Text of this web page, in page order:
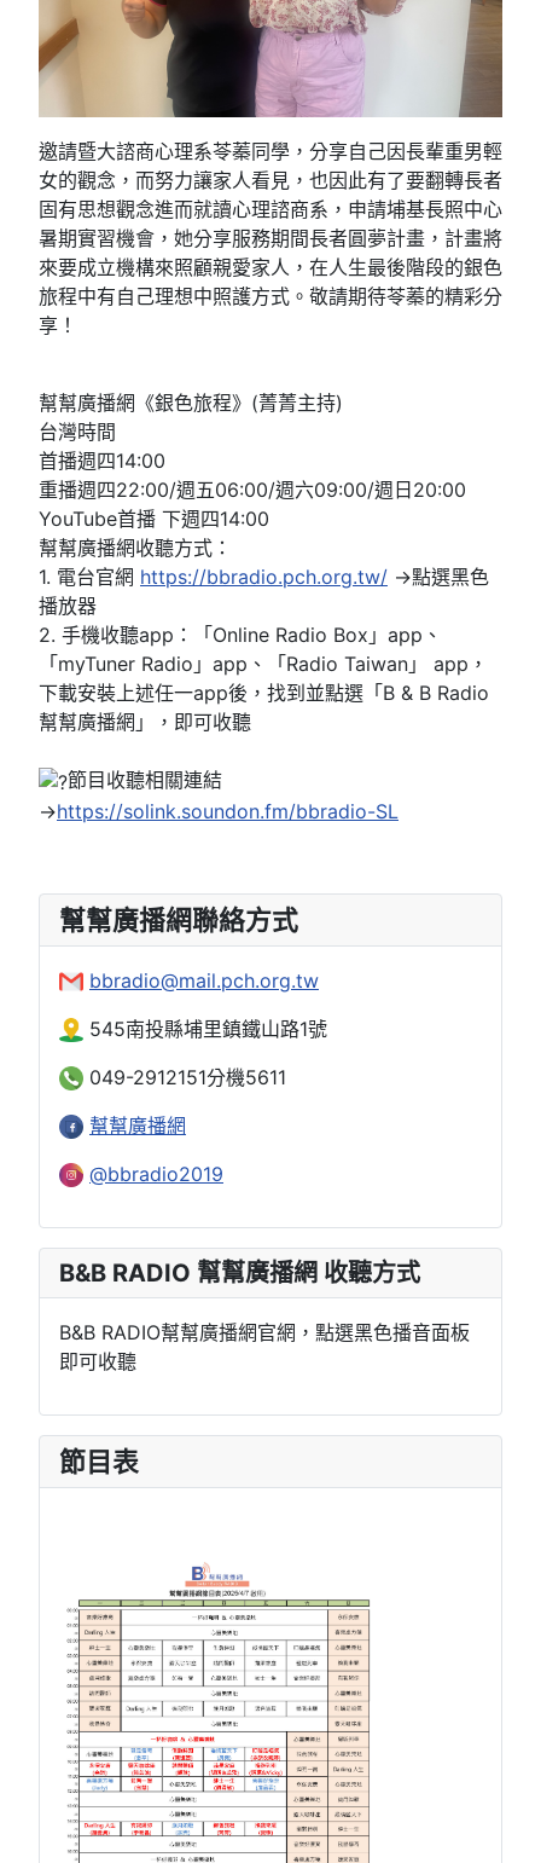
邀請暨大諮商心理系苓蓁同學，分享自己因長輩重男輕
女的觀念，而努力讓家人看見，也因此有了要翻轉長者
固有思想觀念進而就讀心理諮商系，申請埔基長照中心
暑期實習機會，她分享服務期間長者圓夢計畫，計畫將
來要成立機構來照顧親愛家人，在人生最後階段的銀色
旅程中有自己理想中照護方式。敬請期待苓蓁的精彩分
享！
幫幫廣播網《銀色旅程》(菁菁主持)
台灣時間
首播週四14:00
重播週四22:00/週五06:00/週六09:00/週日20:00
YouTube首播 下週四14:00
幫幫廣播網收聽方式：
1. 電台官網 https://bbradio.pch.org.tw/ →點選黑色
播放器
2. 手機收聽app：「Online Radio Box」app、
「myTuner Radio」app、「Radio Taiwan」 app，
下載安裝上述任一app後，找到並點選「B & B Radio
幫幫廣播網」，即可收聽
節目收聽相關連結
→https://solink.soundon.fm/bbradio-SL
幫幫廣播網聯絡方式
bbradio@mail.pch.org.tw
545南投縣埔里鎮鐵山路1號
049-2912151分機5611
幫幫廣播網
@bbradio2019
B&B RADIO 幫幫廣播網 收聽方式
B&B RADIO幫幫廣播網官網，點選黑色播音面板
即可收聽
節目表